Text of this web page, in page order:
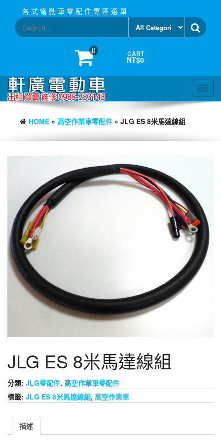
content
各 式 電 動 車 零 配 件 專 區 選 單
0 CART
NT$0
HOME » 高空作業車零配件 » JLG ES 8米馬達線組
JLG ES 8米馬達線組
分類: JLG零配件, 高空作業車零配件
標籤: JLG ES 8米馬達線組, 高空作業車
描述